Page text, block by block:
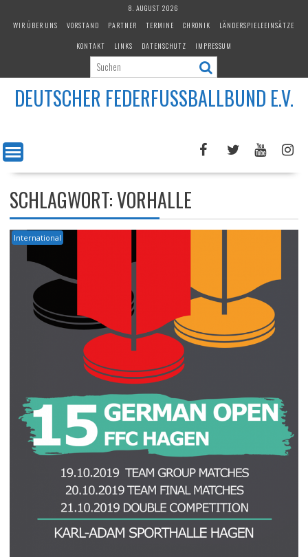
8. AUGUST 2026
WIR ÜBER UNS
VORSTAND PARTNER TERMINE CHRONIK
LÄNDERSPIELEEINSÄTZE
KONTAKT
LINKS DATENSCHUTZ IMPRESSUM
DEUTSCHER FEDERFUSSBALLBUND E.V.
SCHLAGWORT:VORHALLE
International